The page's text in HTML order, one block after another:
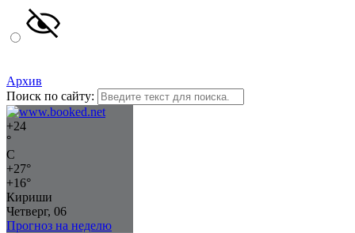
Архив
Поиск по сайту:
+24
°
C
+27°
+16°
Кириши
Четверг, 06
Прогноз на неделю